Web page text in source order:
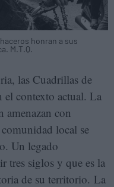
honran a sus
M.T.Q.
las Cuadrillas de
el contexto actual. La
con
local se
Un legado
tres siglos y que es la
de su territorio. La